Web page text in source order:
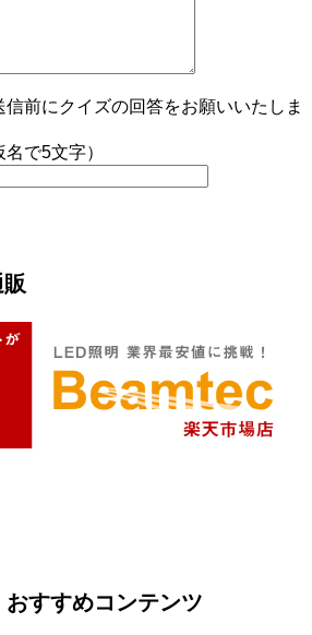
前にクイズの回答をお願いいたしま
で5文字）
すすめコンテンツ